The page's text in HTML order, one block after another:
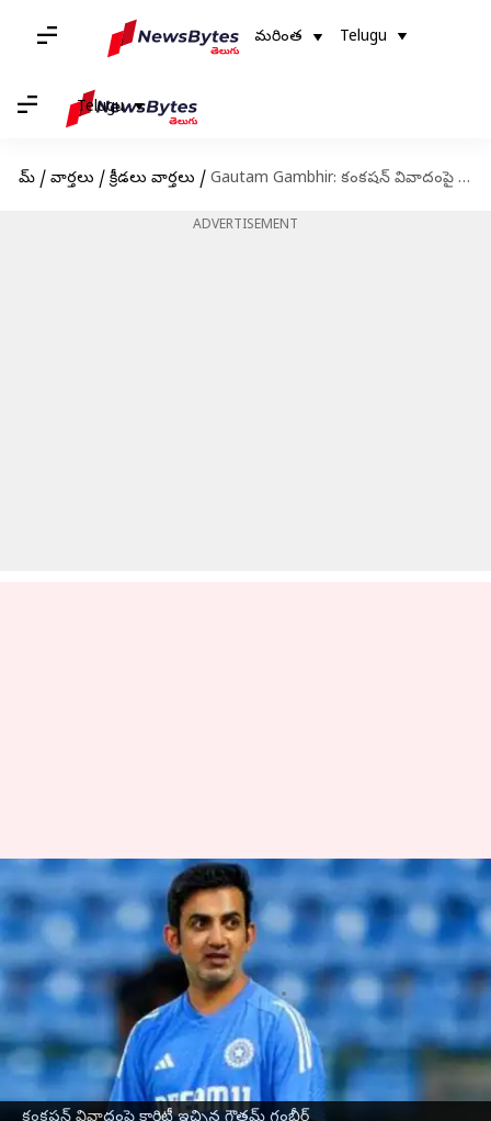
మరింత Telugu
Telugu
హోమ్ / వార్తలు / క్రీడలు వార్తలు / Gautam Gambhir: కంకషన్ వివాదంపై క్లారిటీ ఇచ్చిన గౌతమ్ గంభీర్
ADVERTISEMENT
Gautam Gambhir: కంకషన్
వివాదంపై క్లారిటీ ఇచ్చిన గౌతమ్
గంభీర్
వ్రాసిన వారు Jayachandra Akuri Feb 03, 2025 12:38 pm
ఈ వార్తాకథనం ఏంటి
భారత్ - ఇంగ్లండ్‌ మధ్య జరిగిన టీ20 సిరీస్‌లో కంకషన్